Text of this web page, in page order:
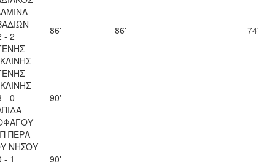
- 2
86' 86' 74'
- 0
90'
ΠΕΡΑ
ΝΗΣΟΥ
- 1
90'